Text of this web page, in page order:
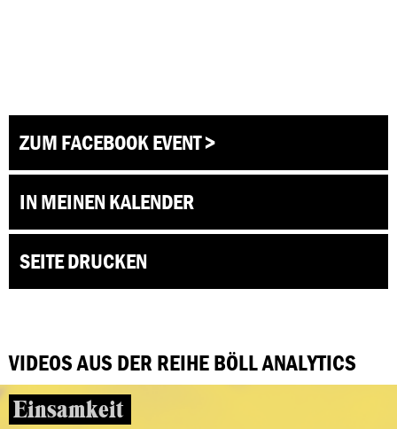
ZUM FACEBOOK EVENT >
IN MEINEN KALENDER
SEITE DRUCKEN
VIDEOS AUS DER REIHE BÖLL ANALYTICS
Einsamkeit